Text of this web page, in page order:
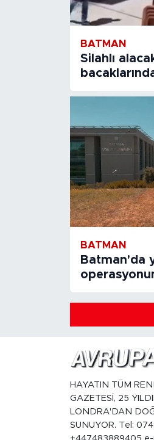
BATMAN
Silahlı
BATMAN
Batman'da
HAYATIN TÜM
GAZETESİ, 25
LONDRA'DAN
SUNUYOR. Tel: